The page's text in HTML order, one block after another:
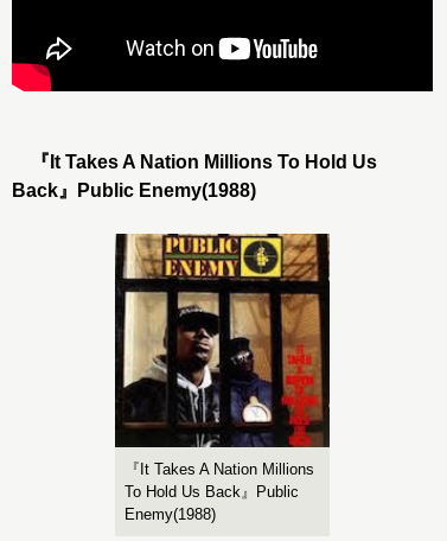
『It Takes A Nation Millions To Hold Us
Back』Public Enemy(1988)
『It Takes A Nation Millions
To Hold Us Back』Public
Enemy(1988)